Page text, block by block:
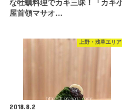
な牡蠣料理でカキ三昧！「カキ
屋首領マサオ…
上野・浅草エリア
2018.8.2